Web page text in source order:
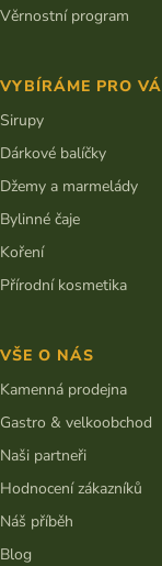
Věrnostní program
VYBÍRÁME PRO
Sirupy
Dárkové balíčky
Džemy a marmelády
Bylinné čaje
Koření
Přírodní kosmetika
VŠE O NÁS
Kamenná prodejna
Gastro & velkoobchod
Naši partneři
Hodnocení zákazníků
Náš příběh
Blog